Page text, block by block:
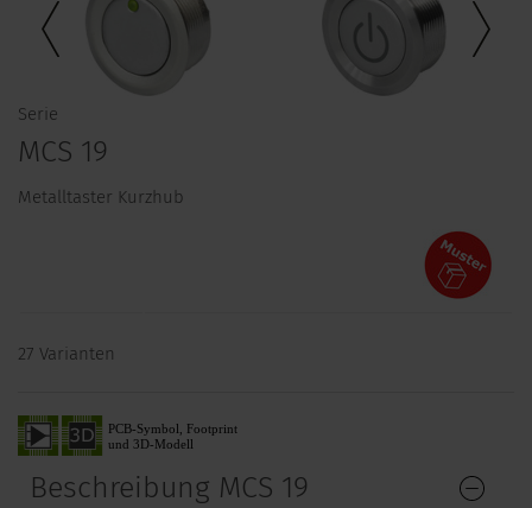
Serie
MCS 19
Metalltaster Kurzhub
27 Varianten
Beschreibung MCS 19